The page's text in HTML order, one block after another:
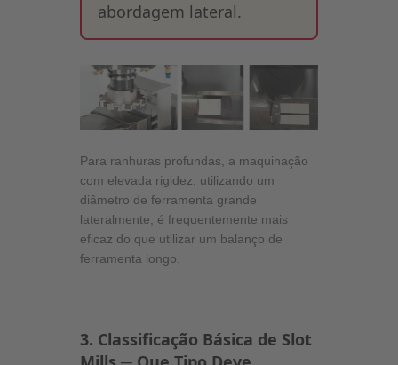
abordagem lateral.
Para ranhuras profundas, a maquinação
com elevada rigidez, utilizando um
diâmetro de ferramenta grande
lateralmente, é frequentemente mais
eficaz do que utilizar um balanço de
ferramenta longo.
3. Classificação Básica de Slot